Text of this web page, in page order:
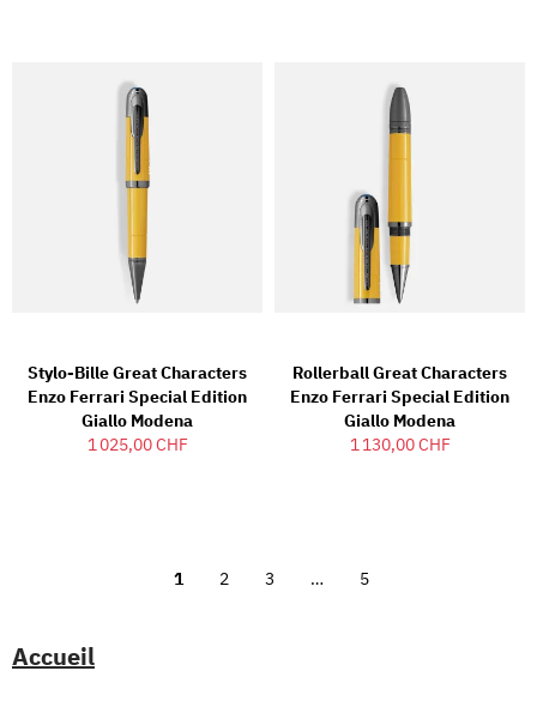
Stylo-Bille Great Characters
Enzo Ferrari Special Edition
Giallo Modena
1 025,00 CHF
Rollerball Great Characters
Enzo Ferrari Special Edition
Giallo Modena
1 130,00 CHF
1 2 3 … 5
Accueil